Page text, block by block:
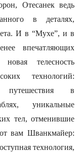
Отесанек ведь
в деталях,
И в “Мухе”, и в
впечатляющих
телесность
технологий:
путешествия в
уникальные
тел, отменившие
вам Шванкмайер:
технология,